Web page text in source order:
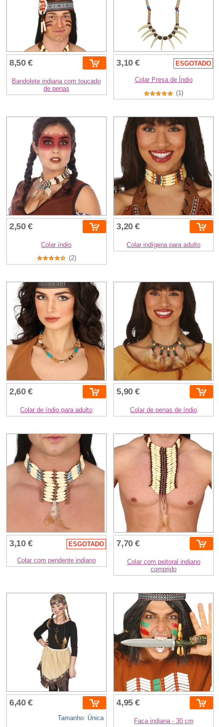
8,50 €
Bandolete indiana com toucado
de penas
3,10 € ESGOTADO
Colar Presa de Índio
(1)
2,50 €
Colar índio
(2)
3,20 €
Colar indígena para adulto
2,60 €
Colar de índio para adulto
5,90 €
Colar de penas de índio
3,10 € ESGOTADO
Colar com pendente indiano
7,70 €
Colar com peitoral indiano
comprido
6,40 €
Tamanho: Única
4,95 €
Faca indiana - 30 cm